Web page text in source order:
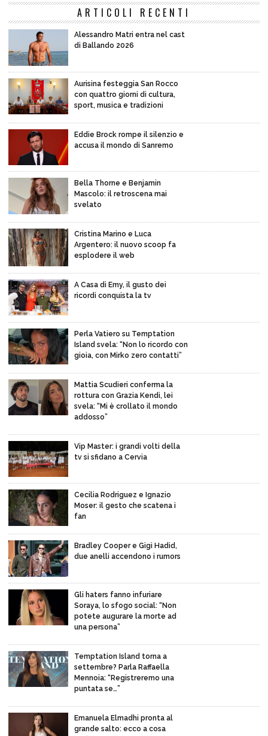
ARTICOLI RECENTI
Alessandro Matri entra nel cast
di Ballando 2026
Aurisina festeggia San Rocco
con quattro giorni di cultura,
sport, musica e tradizioni
Eddie Brock rompe il silenzio e
accusa il mondo di Sanremo
Bella Thorne e Benjamin
Mascolo: il retroscena mai
svelato
Cristina Marino e Luca
Argentero: il nuovo scoop fa
esplodere il web
A Casa di Emy, il gusto dei
ricordi conquista la tv
Perla Vatiero su Temptation
Island svela: “Non lo ricordo con
gioia, con Mirko zero contatti”
Mattia Scudieri conferma la
rottura con Grazia Kendi, lei
svela: “Mi è crollato il mondo
addosso”
Vip Master: i grandi volti della
tv si sfidano a Cervia
Cecilia Rodriguez e Ignazio
Moser: il gesto che scatena i
fan
Bradley Cooper e Gigi Hadid,
due anelli accendono i rumors
Gli haters fanno infuriare
Soraya, lo sfogo social: “Non
potete augurare la morte ad
una persona”
Temptation Island torna a
settembre? Parla Raffaella
Mennoia: “Registreremo una
puntata se…”
Emanuela Elmadhi pronta al
grande salto: ecco a cosa